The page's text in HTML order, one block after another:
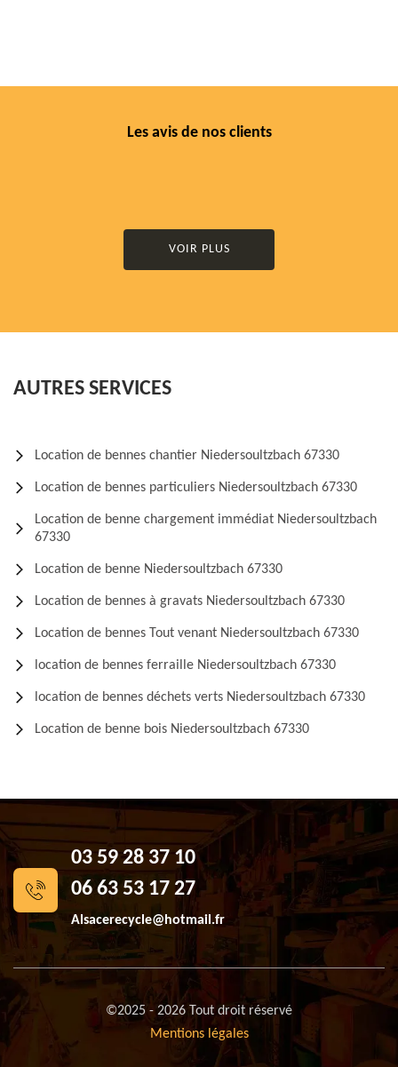
Les avis de nos clients
VOIR PLUS
AUTRES SERVICES
Location de bennes chantier Niedersoultzbach 67330
Location de bennes particuliers Niedersoultzbach 67330
Location de benne chargement immédiat Niedersoultzbach
67330
Location de benne Niedersoultzbach 67330
Location de bennes à gravats Niedersoultzbach 67330
Location de bennes Tout venant Niedersoultzbach 67330
location de bennes ferraille Niedersoultzbach 67330
location de bennes déchets verts Niedersoultzbach 67330
Location de benne bois Niedersoultzbach 67330
03 59 28 37 10
06 63 53 17 27
Alsacerecycle@hotmail.fr
©2025 - 2026 Tout droit réservé
Mentions légales